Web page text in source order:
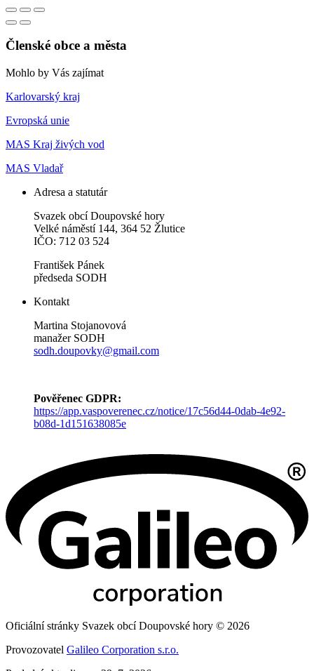
Členské obce a města
Mohlo by Vás zajímat
Karlovarský kraj
Evropská unie
MAS Kraj živých vod
MAS Vladař
Adresa a statutár
Svazek obcí Doupovské hory
Velké náměstí 144, 364 52 Žlutice
IČO: 712 03 524
František Pánek
předseda SODH
Kontakt
Martina Stojanovová
manažer SODH
sodh.doupovky@gmail.com
Pověřenec GDPR:
https://app.vaspoverenec.cz/notice/17c56d44-0dab-4e92-
b08d-1d151638085e
Oficiální stránky Svazek obcí Doupovské hory © 2026
Provozovatel Galileo Corporation s.r.o.